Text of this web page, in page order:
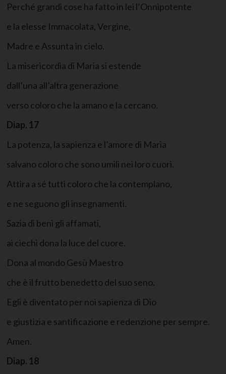
Perché grandi cose ha fatto in lei l’Onnipotente
e la elesse Immacolata, Vergine,
Madre e Assunta in cielo.
La misericordia di Maria si estende
dall’una all’altra generazione
verso coloro che la amano e la cercano.
Diap. 17
La potenza, la sapienza e l’amore di Maria
salvano coloro che sono umili nei loro cuori.
Attira a sé tutti coloro che la contemplano,
e ne seguono gli insegnamenti.
Sazia di beni gli affamati,
ai ciechi dona la luce del cuore.
Dona al mondo Gesù Maestro
che è il frutto benedetto del suo seno.
Egli è diventato per noi sapienza di Dio
e giustizia e santificazione e redenzione per sempre.
Amen.
Diap. 18